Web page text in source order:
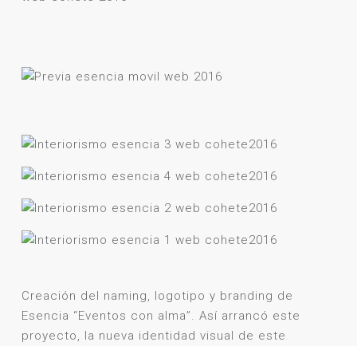
Creación del naming, logotipo y branding de
Esencia “Eventos con alma”. Así arrancó este
proyecto, la nueva identidad visual de este